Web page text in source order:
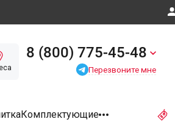
8 (800) 775-45-48
Перезвоните мне
Комплектующие